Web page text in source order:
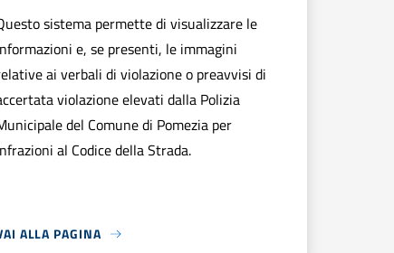
sistema permette di visualizzare le
e, se presenti, le immagini
ai verbali di violazione o preavvisi di
violazione elevati dalla Polizia
del Comune di Pomezia per
al Codice della Strada.
ALLA PAGINA